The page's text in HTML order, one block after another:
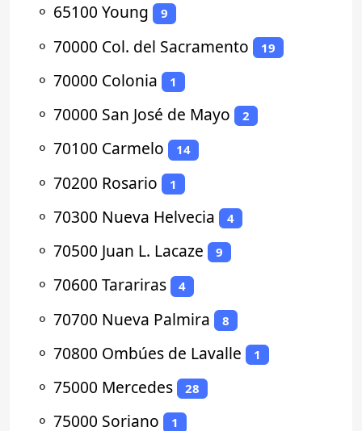
⚬ 65100 Young 9
⚬ 70000 Col. del Sacramento 19
⚬ 70000 Colonia 1
⚬ 70000 San José de Mayo 2
⚬ 70100 Carmelo 14
⚬ 70200 Rosario 1
⚬ 70300 Nueva Helvecia 4
⚬ 70500 Juan L. Lacaze 9
⚬ 70600 Tarariras 4
⚬ 70700 Nueva Palmira 8
⚬ 70800 Ombúes de Lavalle 1
⚬ 75000 Mercedes 28
⚬ 75000 Soriano 1